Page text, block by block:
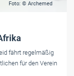
Foto: © Archemed
fährt regelmäßig
für den Verein